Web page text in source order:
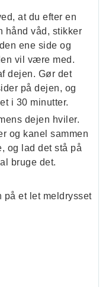
at du efter en
hånd våd, stikker
ene side og
vil være med.
dejen. Gør det
på dejen, og
i 30 minutter.
dejen hviler.
og kanel sammen
og lad det stå på
bruge det.
på et let meldrysset